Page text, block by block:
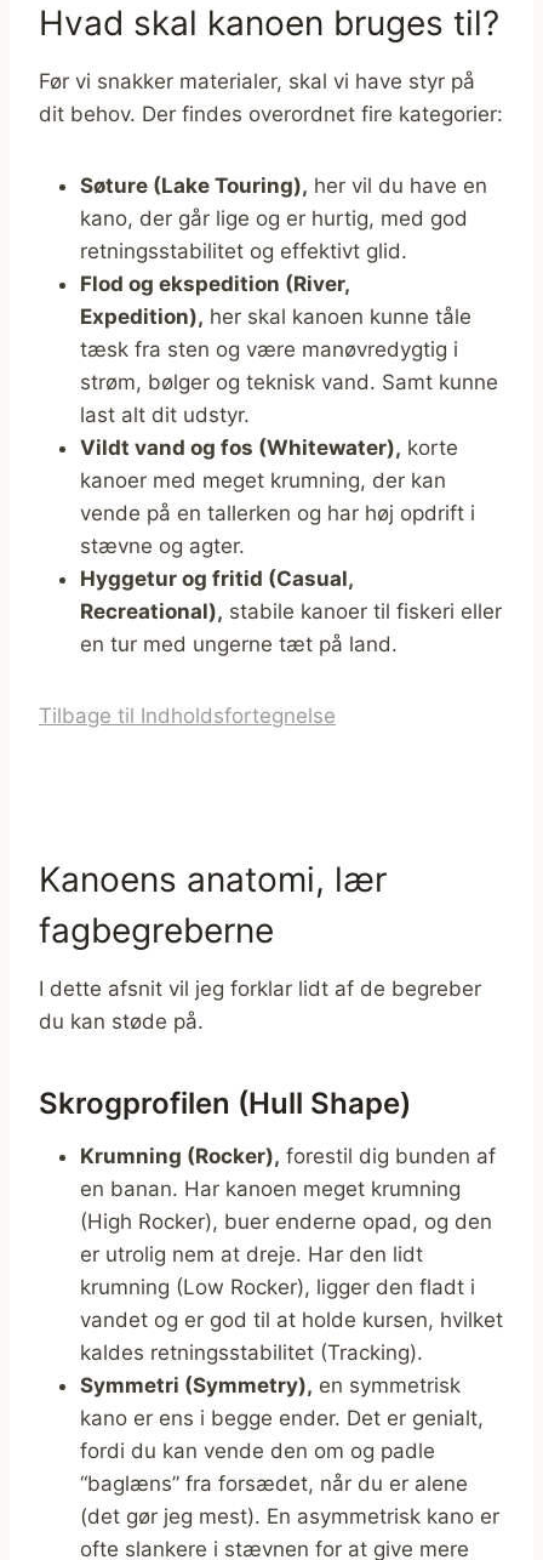
Hvad skal kanoen bruges til?
Før vi snakker materialer, skal vi have styr på
dit behov. Der findes overordnet fire kategorier:
Søture (Lake Touring), her vil du have en
kano, der går lige og er hurtig, med god
retningsstabilitet og effektivt glid.
Flod og ekspedition (River,
Expedition), her skal kanoen kunne tåle
tæsk fra sten og være manøvredygtig i
strøm, bølger og teknisk vand. Samt kunne
last alt dit udstyr.
Vildt vand og fos (Whitewater), korte
kanoer med meget krumning, der kan
vende på en tallerken og har høj opdrift i
stævne og agter.
Hyggetur og fritid (Casual,
Recreational), stabile kanoer til fiskeri eller
en tur med ungerne tæt på land.
Tilbage til Indholdsfortegnelse
Kanoens anatomi, lær
fagbegreberne
I dette afsnit vil jeg forklar lidt af de begreber
du kan støde på.
Skrogprofilen (Hull Shape)
Krumning (Rocker), forestil dig bunden af
en banan. Har kanoen meget krumning
(High Rocker), buer enderne opad, og den
er utrolig nem at dreje. Har den lidt
krumning (Low Rocker), ligger den fladt i
vandet og er god til at holde kursen, hvilket
kaldes retningsstabilitet (Tracking).
Symmetri (Symmetry), en symmetrisk
kano er ens i begge ender. Det er genialt,
fordi du kan vende den om og padle
“baglæns” fra forsædet, når du er alene
(det gør jeg mest). En asymmetrisk kano er
ofte slankere i stævnen for at give mere